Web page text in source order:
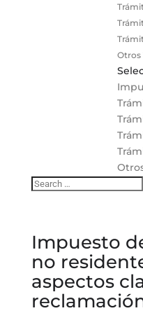
Otros
Impuesto
no
aspectos